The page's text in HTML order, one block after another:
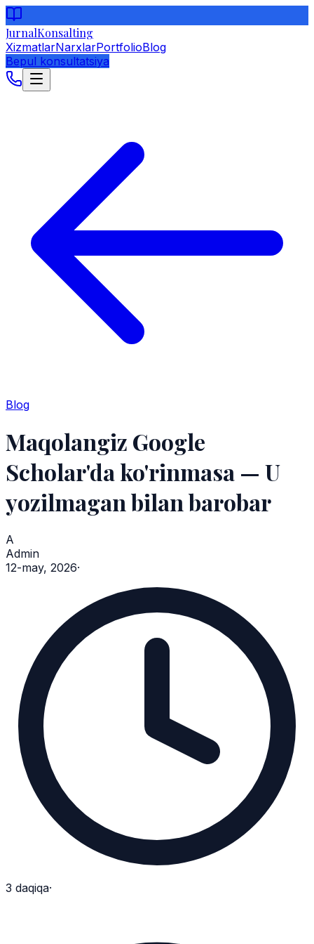
JurnalKonsalting
XizmatlarNarxlarPortfolioBlog
Bepul konsultatsiya
Blog
Maqolangiz Google
Scholar'da ko'rinmasa — U
yozilmagan bilan barobar
A
Admin
12-may, 2026·
3 daqiqa·